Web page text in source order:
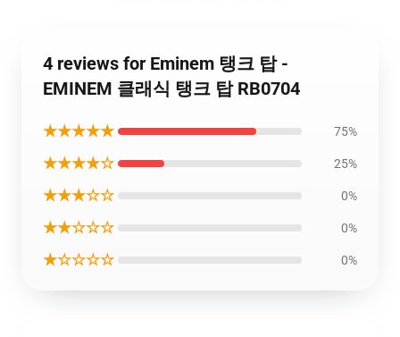
4 reviews for Eminem 탱크 탑 -
EMINEM 클래식 탱크 탑 RB0704
★★★★★ 75%
★★★★☆ 25%
★★★☆☆ 0%
★★☆☆☆ 0%
★☆☆☆☆ 0%